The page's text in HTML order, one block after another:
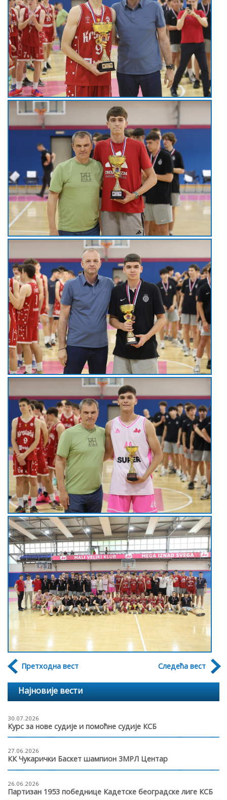
Претходна вест Следећа вест
Најновије вести
30.07.2026
Курс за нове судије и помоћне судије КСБ
27.06.2026
КК Чукарички Баскет шампион 3МРЛ Центар
26.06.2026
Партизан 1953 победнице Кадетске београдске лиге КСБ